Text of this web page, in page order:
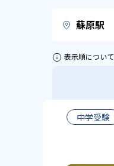
蘇原駅
表示順について
中学受験